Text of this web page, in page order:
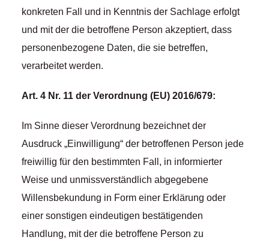
konkreten Fall und in Kenntnis der Sachlage erfolgt
und mit der die betroffene Person akzeptiert, dass
personenbezogene Daten, die sie betreffen,
verarbeitet werden.
Art. 4 Nr. 11 der Verordnung (EU) 2016/679:
Im Sinne dieser Verordnung bezeichnet der
Ausdruck „Einwilligung“ der betroffenen Person jede
freiwillig für den bestimmten Fall, in informierter
Weise und unmissverständlich abgegebene
Willensbekundung in Form einer Erklärung oder
einer sonstigen eindeutigen bestätigenden
Handlung, mit der die betroffene Person zu